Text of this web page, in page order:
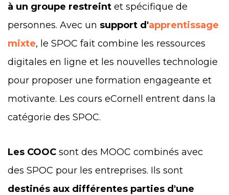
à un groupe restreint et spécifique de
personnes. Avec un support d'apprentissage
mixte, le SPOC fait combine les ressources
digitales en ligne et les nouvelles technologie
pour proposer une formation engageante et
motivante. Les cours eCornell entrent dans la
catégorie des SPOC.
Les COOC sont des MOOC combinés avec
des SPOC pour les entreprises. Ils sont
destinés aux différentes parties d'une